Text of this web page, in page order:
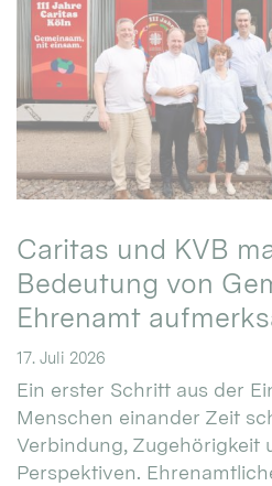
Caritas und KVB
Bedeutung von
Ehrenamt
17. Juli 2026
Ein erster Schritt aus der
Menschen einander Zeit
Verbindung, Zugehörigkeit
Perspektiven.